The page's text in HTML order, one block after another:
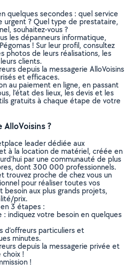
quelques secondes : quel service
urgent ? Quel type de prestataire,
souhaitez-vous ?
les dépanneurs informatique,
! Sur leur profil, consultez
photos de leurs réalisations, les
clients.
depuis la messagerie AlloVoisins
et efficaces.
au paiement en ligne, en passant
l’état des lieux, les devis et les
gratuits à chaque étape de votre
?
leader dédiée aux
à la location de matériel, créée en
par une communauté de plus
dont 300 000 professionnels.
trouvez proche de chez vous un
pour réaliser toutes vos
aux plus grands projets,
prix.
3 étapes :
: indiquez votre besoin en quelques
d’offreurs particuliers et
minutes.
depuis la messagerie privée et
!
!